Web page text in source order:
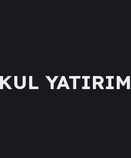
YATIRIM